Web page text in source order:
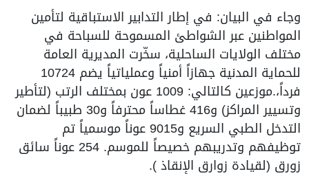
وجاء في البيان: في إطار التدابير الاستباقية لتأمين
المواطنين عبر الشواطئ المسموحة للسباحة في
مختلف الولايات الساحلية، سخّرت المديرية العامة
للحماية المدنية جهازاً أمنياً وعملياتياً يضم 10724
فرداً،.موزعين كالتالي: 1009 عون بمختلف الرتب (لتأطير
وتسيير المراكز) و416 غطاساً محترفاً و30 طبيباً لضمان
التدخل الطبي السريع و9015 عوناً موسمياً تم
توظيفهم وتدريبهم خصيصاً للموسم. 254 عوناً سائق
زورق (لقيادة زوارق الإنقاذ ).